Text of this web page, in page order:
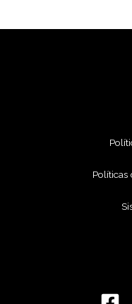
Políticas